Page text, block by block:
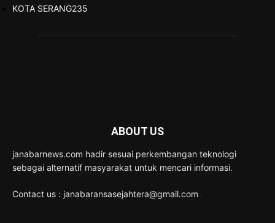
KOTA SERANG235
ABOUT US
janabarnews.com hadir sesuai perkembangan teknologi
sebagai alternatif masyarakat untuk mencari informasi.
Contact us : janabaransasejahtera@gmail.com